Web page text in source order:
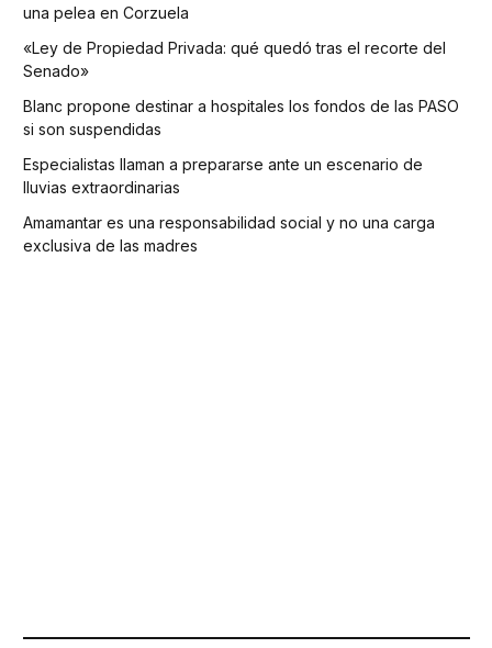
una pelea en Corzuela
«Ley de Propiedad Privada: qué quedó tras el recorte del
Senado»
Blanc propone destinar a hospitales los fondos de las PASO
si son suspendidas
Especialistas llaman a prepararse ante un escenario de
lluvias extraordinarias
Amamantar es una responsabilidad social y no una carga
exclusiva de las madres